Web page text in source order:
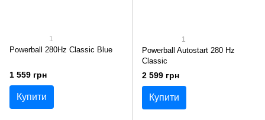
1
Powerball 280Hz Classic Blue
1 559 грн
Купити
1
Powerball Autostart 280 Hz
Classic
2 599 грн
Купити